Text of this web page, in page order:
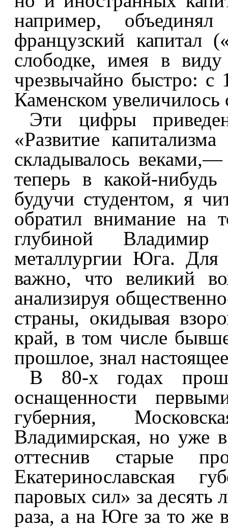
например,
французский капитал
слободке, имея в
чрезвычайно быстро: с
Каменском
Эти цифры
«Развитие
складывалось
теперь в какой-
будучи студентом, я
обратил внимание на
глубиной
металлургии Юга. Для
важно, что великий
анализируя
страны, окидывая
край, в том числе
прошлое, знал
В 80-х годах
оснащенности
губерния,
Владимирская, но уже
оттеснив старые
Екатеринославская
паровых сил» за десять
раза, а на Юге за то